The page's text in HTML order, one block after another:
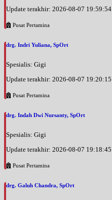
Update terakhir: 2026-08-07 19:59:54
Pusat Pertamina
drg. Indri Yuliana, SpOrt
Spesialis: Gigi
Update terakhir: 2026-08-07 19:20:15
Pusat Pertamina
drg. Indah Dwi Nursanty, SpOrt
Spesialis: Gigi
Update terakhir: 2026-08-07 19:18:45
Pusat Pertamina
drg. Galuh Chandra, SpOrt